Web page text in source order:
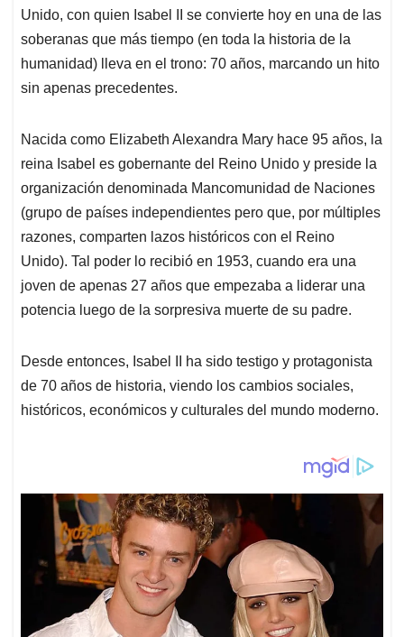
Unido, con quien Isabel II se convierte hoy en una de las
soberanas que más tiempo (en toda la historia de la
humanidad) lleva en el trono: 70 años, marcando un hito
sin apenas precedentes.
Nacida como Elizabeth Alexandra Mary hace 95 años, la
reina Isabel es gobernante del Reino Unido y preside la
organización denominada Mancomunidad de Naciones
(grupo de países independientes pero que, por múltiples
razones, comparten lazos históricos con el Reino
Unido). Tal poder lo recibió en 1953, cuando era una
joven de apenas 27 años que empezaba a liderar una
potencia luego de la sorpresiva muerte de su padre.
Desde entonces, Isabel II ha sido testigo y protagonista
de 70 años de historia, viendo los cambios sociales,
históricos, económicos y culturales del mundo moderno.